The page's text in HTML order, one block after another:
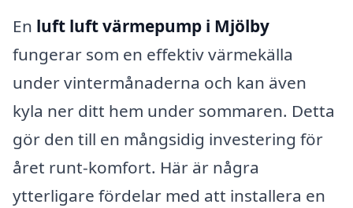
En luft luft värmepump i Mjölby
fungerar som en effektiv värmekälla
under vintermånaderna och kan även
kyla ner ditt hem under sommaren. Detta
gör den till en mångsidig investering för
året runt-komfort. Här är några
ytterligare fördelar med att installera en